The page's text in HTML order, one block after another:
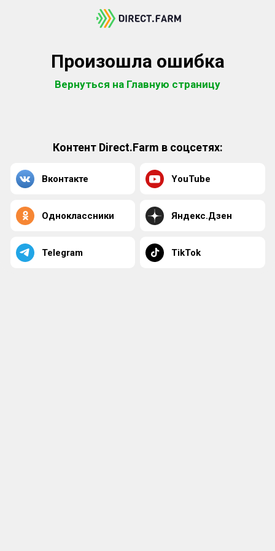
Произошла ошибка
Вернуться на Главную страницу
Контент Direct.Farm в соцсетях:
Вконтакте YouTube
Одноклассники Яндекс.Дзен
Telegram TikTok